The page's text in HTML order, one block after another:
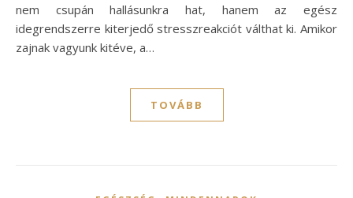
nem csupán hallásunkra hat, hanem az egész
idegrendszerre kiterjedő stresszreakciót válthat ki. Amikor
zajnak vagyunk kitéve, a…
TOVÁBB